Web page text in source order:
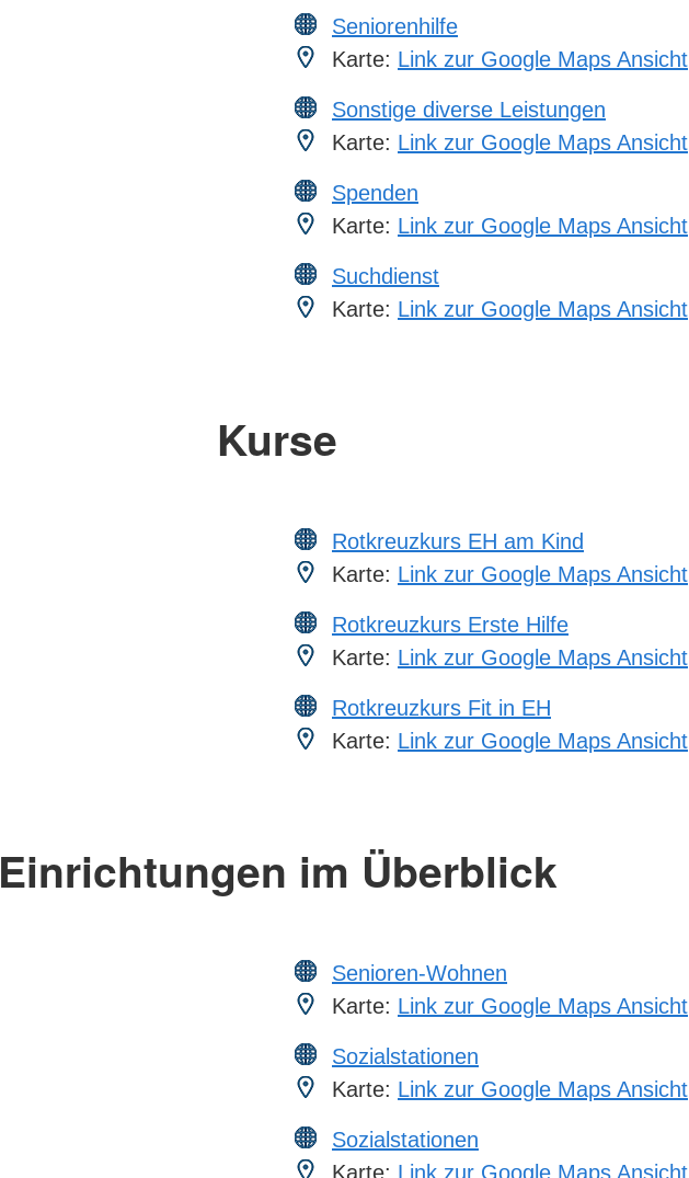
Seniorenhilfe
Karte: Link zur Google Maps Ansicht
Sonstige diverse Leistungen
Karte: Link zur Google Maps Ansicht
Spenden
Karte: Link zur Google Maps Ansicht
Suchdienst
Karte: Link zur Google Maps Ansicht
Kurse
Rotkreuzkurs EH am Kind
Karte: Link zur Google Maps Ansicht
Rotkreuzkurs Erste Hilfe
Karte: Link zur Google Maps Ansicht
Rotkreuzkurs Fit in EH
Karte: Link zur Google Maps Ansicht
Einrichtungen im Überblick
Senioren-Wohnen
Karte: Link zur Google Maps Ansicht
Sozialstationen
Karte: Link zur Google Maps Ansicht
Sozialstationen
Karte: Link zur Google Maps Ansicht